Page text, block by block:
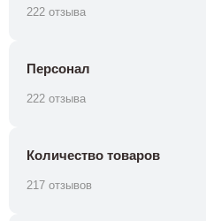
222 отзыва
Персонал
222 отзыва
Количество товаров
217 отзывов